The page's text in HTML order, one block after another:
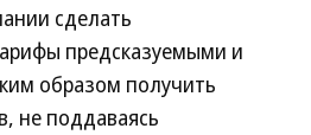
сделать
предсказуемыми и
образом получить
не поддаваясь